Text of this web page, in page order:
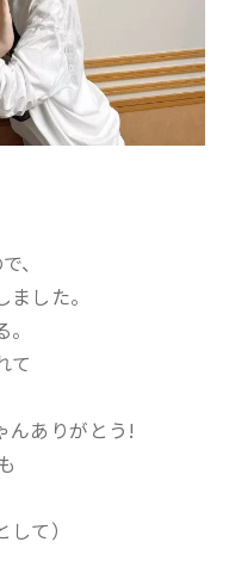
、
した。
て
んありがとう!
て）